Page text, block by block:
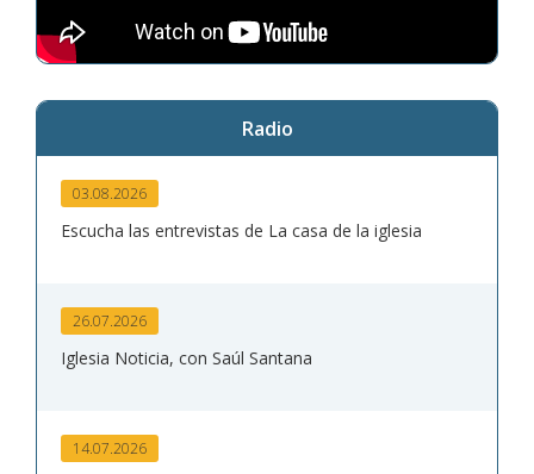
Radio
03.08.2026
Escucha las entrevistas de La casa de la iglesia
26.07.2026
Iglesia Noticia, con Saúl Santana
14.07.2026